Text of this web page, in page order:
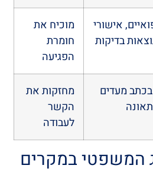
אישורי
בדיקות
מוכיח את
חומרת
הפגיעה
מעדים
מחזקות את
הקשר
לעבודה
המשפטי במקרים